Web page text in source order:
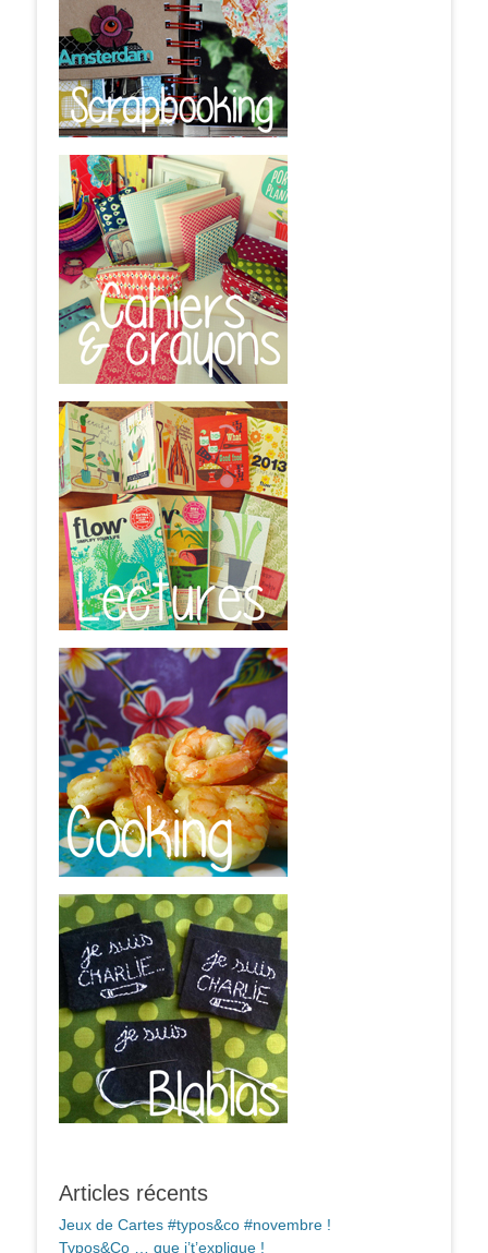
Articles récents
Jeux de Cartes #typos&co #novembre !
Typos&Co … que j’t’explique !